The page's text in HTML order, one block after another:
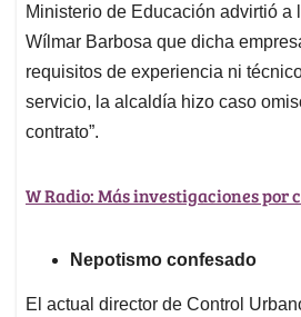
Ministerio de Educación advirtió a
Wílmar Barbosa que dicha
requisitos de experiencia ni
servicio, la alcaldía hizo caso
contrato”.
W Radio: Más investigaciones por
Nepotismo confesado
El actual director de Control